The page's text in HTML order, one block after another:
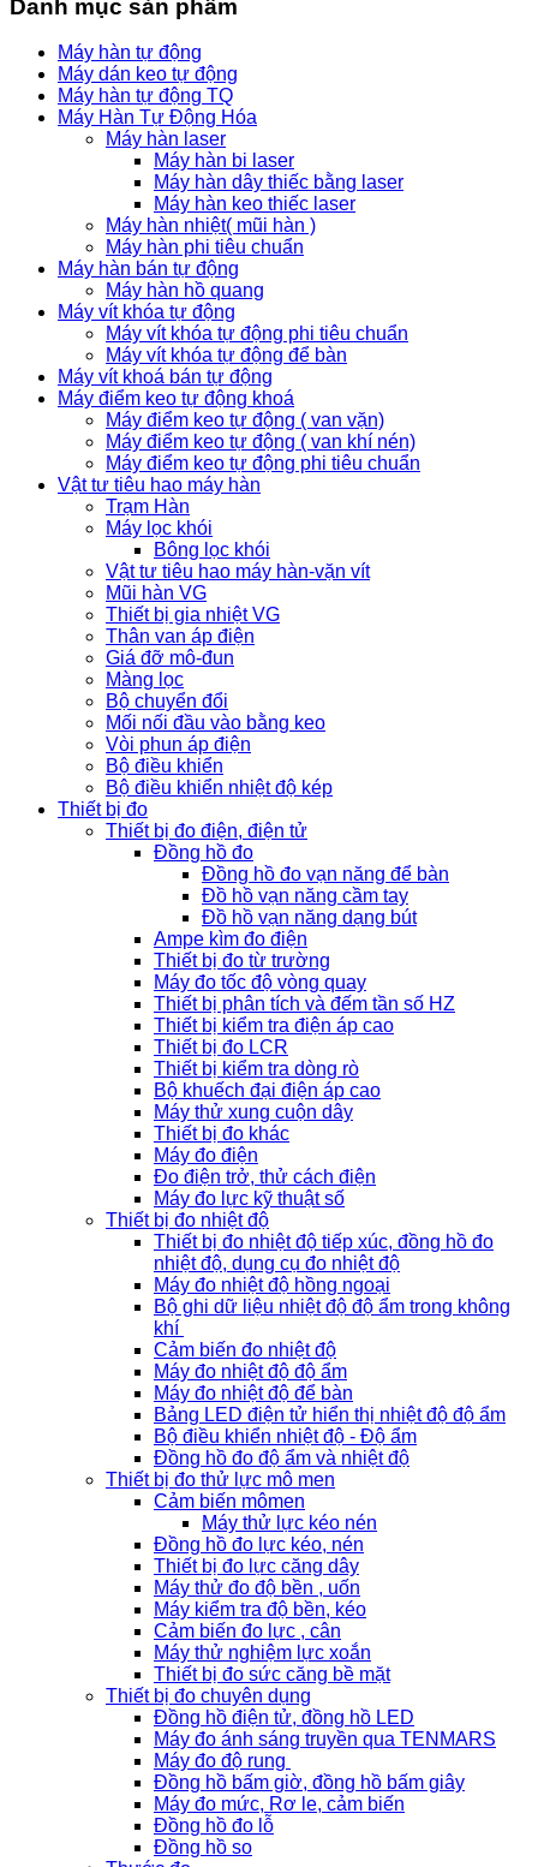
Danh mục sản phẩm
Máy hàn tự động
Máy dán keo tự động
Máy hàn tự động TQ
Máy Hàn Tự Động Hóa
Máy hàn laser
Máy hàn bi laser
Máy hàn dây thiếc bằng laser
Máy hàn keo thiếc laser
Máy hàn nhiệt( mũi hàn )
Máy hàn phi tiêu chuẩn
Máy hàn bán tự động
Máy hàn hồ quang
Máy vít khóa tự động
Máy vít khóa tự động phi tiêu chuẩn
Máy vít khóa tự động để bàn
Máy vít khoá bán tự động
Máy điểm keo tự động khoá
Máy điểm keo tự động ( van vặn)
Máy điểm keo tự động ( van khí nén)
Máy điểm keo tự động phi tiêu chuẩn
Vật tư tiêu hao máy hàn
Trạm Hàn
Máy lọc khói
Bông lọc khói
Vật tư tiêu hao máy hàn-vặn vít
Mũi hàn VG
Thiết bị gia nhiệt VG
Thân van áp điện
Giá đỡ mô-đun
Màng lọc
Bộ chuyển đổi
Mối nối đầu vào bằng keo
Vòi phun áp điện
Bộ điều khiển
Bộ điều khiển nhiệt độ kép
Thiết bị đo
Thiết bị đo điện, điện tử
Đồng hồ đo
Đồng hồ đo vạn năng để bàn
Đồ hồ vạn năng cầm tay
Đồ hồ vạn năng dạng bút
Ampe kìm đo điện
Thiết bị đo từ trường
Máy đo tốc độ vòng quay
Thiết bị phân tích và đếm tần số HZ
Thiết bị kiểm tra điện áp cao
Thiết bị đo LCR
Thiết bị kiểm tra dòng rò
Bộ khuếch đại điện áp cao
Máy thử xung cuộn dây
Thiết bị đo khác
Máy đo điện
Đo điện trở, thử cách điện
Máy đo lực kỹ thuật số
Thiết bị đo nhiệt độ
Thiết bị đo nhiệt độ tiếp xúc, đồng hồ đo
nhiệt độ, dụng cụ đo nhiệt độ
Máy đo nhiệt độ hồng ngoại
Bộ ghi dữ liệu nhiệt độ độ ẩm trong không
khí
Cảm biến đo nhiệt độ
Máy đo nhiệt độ độ ẩm
Máy đo nhiệt độ để bàn
Bảng LED điện tử hiển thị nhiệt độ độ ẩm
Bộ điều khiển nhiệt độ - Độ ẩm
Đồng hồ đo độ ẩm và nhiệt độ
Thiết bị đo thử lực mô men
Cảm biến mômen
Máy thử lực kéo nén
Đồng hồ đo lực kéo, nén
Thiết bị đo lực căng dây
Máy thử đo độ bền , uốn
Máy kiểm tra độ bền, kéo
Cảm biến đo lực , cân
Máy thử nghiệm lực xoắn
Thiết bị đo sức căng bề mặt
Thiết bị đo chuyên dụng
Đồng hồ điện tử, đồng hồ LED
Máy đo ánh sáng truyền qua TENMARS
Máy đo độ rung
Đồng hồ bấm giờ, đồng hồ bấm giây
Máy đo mức, Rơ le, cảm biến
Đồng hồ đo lỗ
Đồng hồ so